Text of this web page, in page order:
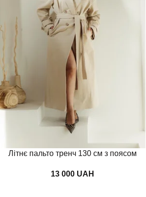
Переглянути
Літнє пальто тренч 130 см з поясом
UAH